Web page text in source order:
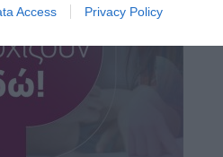
Access Privacy Policy